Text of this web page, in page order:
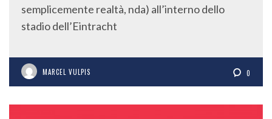
semplicemente realtà, nda) all’interno dello
stadio dell’Eintracht
MARCEL VULPIS 0